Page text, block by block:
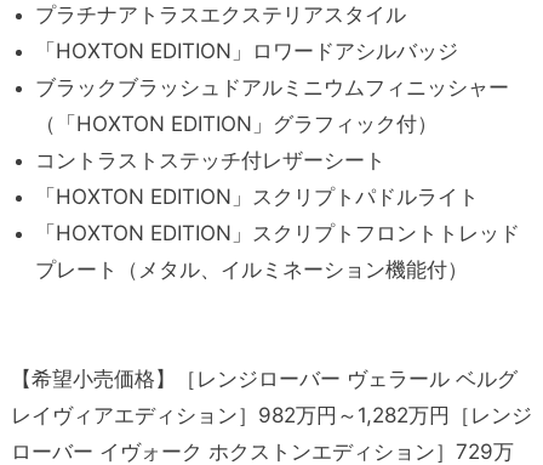
プラチナアトラスエクステリアスタイル
「HOXTON EDITION」ロワードアシルバッジ
ブラックブラッシュドアルミニウムフィニッシャー
（「HOXTON EDITION」グラフィック付）
コントラストステッチ付レザーシート
「HOXTON EDITION」スクリプトパドルライト
「HOXTON EDITION」スクリプトフロントトレッド
プレート（メタル、イルミネーション機能付）
【希望小売価格】［レンジローバー ヴェラール ベルグ
レイヴィアエディション］982万円～1,282万円［レンジ
ローバー イヴォーク ホクストンエディション］729万